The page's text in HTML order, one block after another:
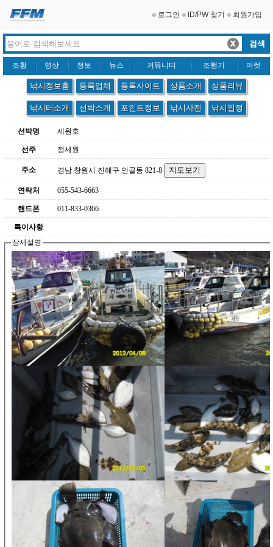
로그인 ID/PW 찾기 회원가입
조황 영상 정보 뉴스 커뮤니티 조행기 마켓
낚시정보홈 등록업체 등록사이트 상품소개 상품리뷰
낚시터소개 선박소개 포인트정보 낚시사전 낚시일정
선박명 세원호
선주 정세원
주소 경남 창원시 진해구 안골동 821-8
연락처 055-543-6663
핸드폰 011-833-0366
특이사항
상세설명